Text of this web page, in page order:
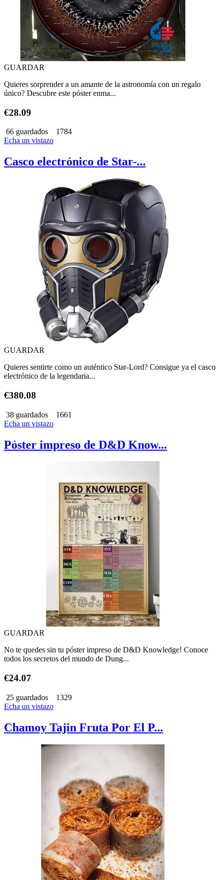
GUARDAR
Quieres sorprender a un amante de la astronomía con un regalo
único? Descubre este póster enma...
€28.09
66 guardados
1784
Echa un vistazo
Casco electrónico de Star-...
GUARDAR
Quieres sentirte como un auténtico Star-Lord? Consigue ya el casco
electrónico de la legendaria...
€380.08
38 guardados
1661
Echa un vistazo
Póster impreso de D&D Know...
GUARDAR
No te quedes sin tu póster impreso de D&D Knowledge! Conoce
todos los secretos del mundo de Dung...
€24.07
25 guardados
1329
Echa un vistazo
Chamoy Tajin Fruta Por El P...